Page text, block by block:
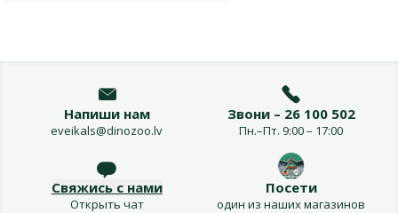
Напиши нам
eveikals@dinozoo.lv
Звони – 26 100 502
Пн.–Пт. 9:00 – 17:00
Свяжись с нами
Открыть чат
Посети
один из наших магазинов